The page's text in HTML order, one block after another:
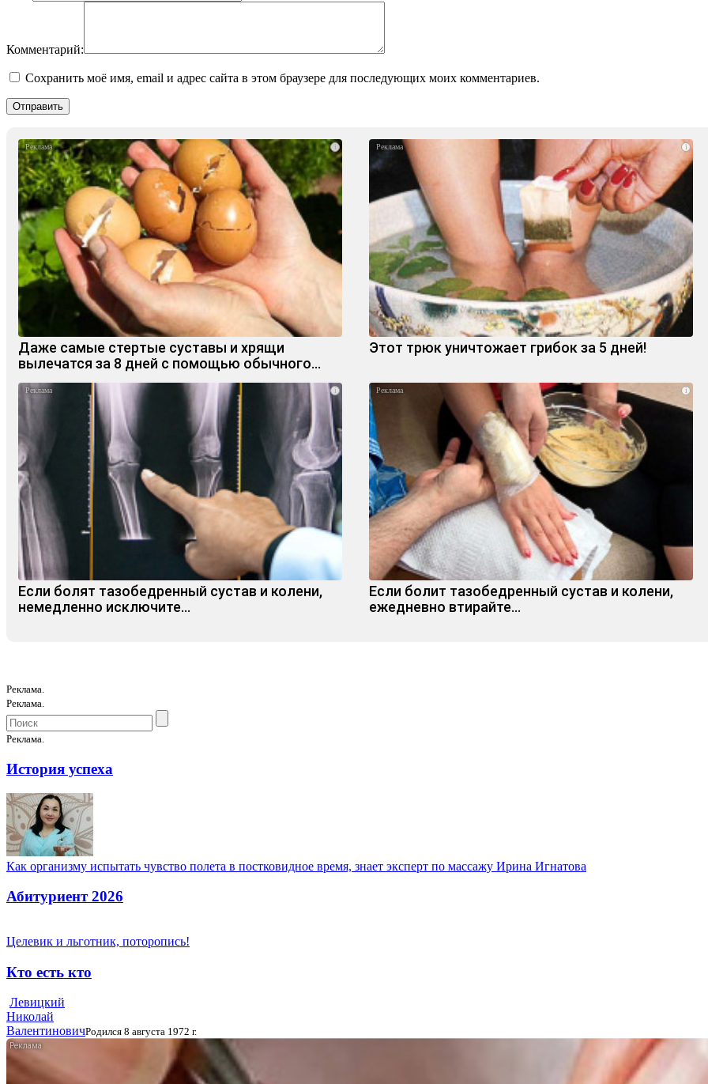
Комментарий:
Сохранить моё имя, email и адрес сайта в этом браузере для последующих моих комментариев.
i
Даже самые стертые суставы и хрящи
вылечатся за 8 дней с помощью обычного…
i
Этот трюк уничтожает грибок за 5 дней!
i
Если болят тазобедренный сустав и колени,
немедленно исключите...
i
Если болит тазобедренный сустав и колени,
ежедневно втирайте...
Реклама.
Реклама.
Реклама.
История успеха
Как организму испытать чувство полета в постковидное время, знает эксперт по массажу Ирина Игнатова
Абитуриент 2026
Целевик и льготник, поторопись!
Кто есть кто
Левицкий
Николай
ВалентиновичРодился 8 августа 1972 г.